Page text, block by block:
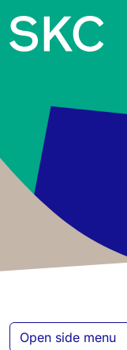
Open side menu